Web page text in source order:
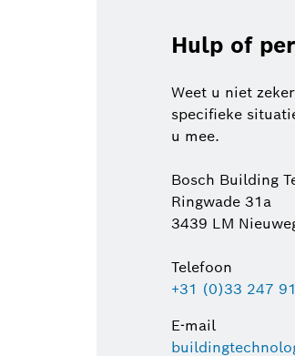
Hulp of
Weet u niet
specifieke
u mee.
Bosch Building
Ringwade 31a
3439 LM
Telefoon
+31 (0)33 247
E-mail